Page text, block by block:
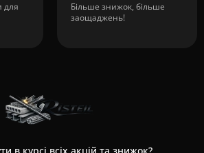
для
Більше знижок, більше
заощаджень!